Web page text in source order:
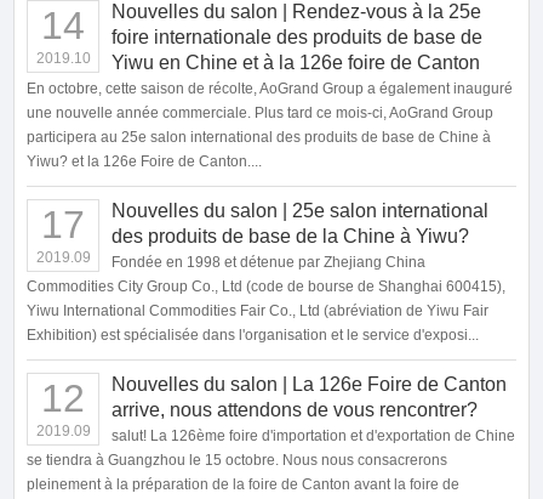
14
2019.10
Nouvelles du salon | Rendez-vous à la 25e
foire internationale des produits de base de
Yiwu en Chine et à la 126e foire de Canton
En octobre, cette saison de récolte, AoGrand Group a également inauguré
une nouvelle année commerciale. Plus tard ce mois-ci, AoGrand Group
participera au 25e salon international des produits de base de Chine à
Yiwu? et la 126e Foire de Canton....
17
2019.09
Nouvelles du salon | 25e salon international
des produits de base de la Chine à Yiwu?
Fondée en 1998 et détenue par Zhejiang China
Commodities City Group Co., Ltd (code de bourse de Shanghai 600415),
Yiwu International Commodities Fair Co., Ltd (abréviation de Yiwu Fair
Exhibition) est spécialisée dans l'organisation et le service d'exposi...
12
2019.09
Nouvelles du salon | La 126e Foire de Canton
arrive, nous attendons de vous rencontrer?
salut! La 126ème foire d'importation et d'exportation de Chine
se tiendra à Guangzhou le 15 octobre. Nous nous consacrerons
pleinement à la préparation de la foire de Canton avant la foire de